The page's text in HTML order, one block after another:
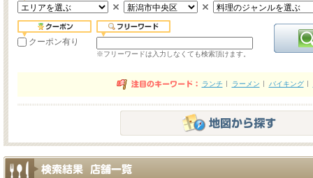
クーポン有り
※フリーワードは入力しなくても検索頂けます。
ランチ ラーメン バイキング